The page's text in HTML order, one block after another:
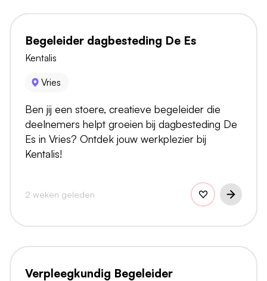
Begeleider dagbesteding De Es
Kentalis
Vries
Ben jij een stoere, creatieve begeleider die
deelnemers helpt groeien bij dagbesteding De
Es in Vries? Ontdek jouw werkplezier bij
Kentalis!
2 weken geleden
Verpleegkundig Begeleider